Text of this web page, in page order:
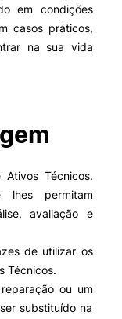
AÇÃO SOCIAL
Apoios Sociais Diretos
Alimentação
Saúde & Bem-Estar
Observatório
MAGAZINE
em condições
casos práticos,
na sua vida
Ativos Técnicos.
lhes permitam
avaliação e
de utilizar os
Técnicos.
ou um
substituído na